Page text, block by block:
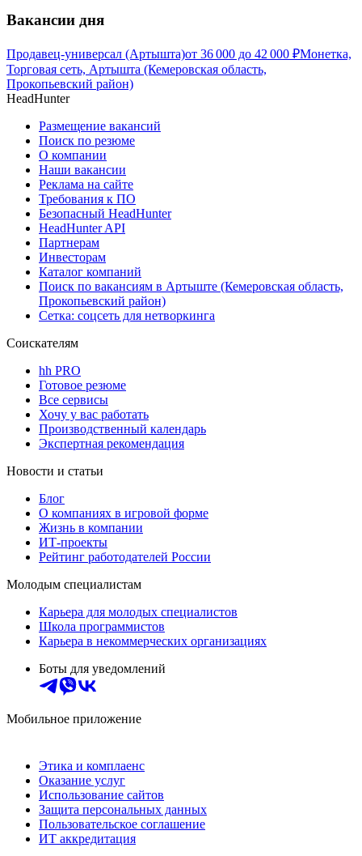
Вакансии дня
Продавец-универсал (Артышта)от 36 000 до 42 000 ₽Монетка,
Торговая сеть, Артышта (Кемеровская область,
Прокопьевский район)
HeadHunter
Размещение вакансий
Поиск по резюме
О компании
Наши вакансии
Реклама на сайте
Требования к ПО
Безопасный HeadHunter
HeadHunter API
Партнерам
Инвесторам
Каталог компаний
Поиск по вакансиям в Артыште (Кемеровская область,
Прокопьевский район)
Сетка: соцсеть для нетворкинга
Соискателям
hh PRO
Готовое резюме
Все сервисы
Хочу у вас работать
Производственный календарь
Экспертная рекомендация
Новости и статьи
Блог
О компаниях в игровой форме
Жизнь в компании
ИТ-проекты
Рейтинг работодателей России
Молодым специалистам
Карьера для молодых специалистов
Школа программистов
Карьера в некоммерческих организациях
Боты для уведомлений
Мобильное приложение
Этика и комплаенс
Оказание услуг
Использование сайтов
Защита персональных данных
Пользовательское соглашение
ИТ аккредитация